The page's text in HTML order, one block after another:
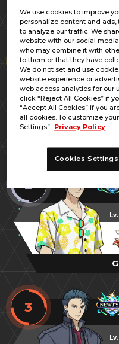
1
Lv.
2
Lv.
3
Lv.
We use cookies to improve
personalize content and
to analyze our traffic. We
website with our social
who may combine it with
to them or that they have
We do not set and use
website experience or
web access analytics for our
click “Reject All Cookies” if
“Accept All Cookies” if you
all cookies. To customize
Settings”. Privacy Policy
Cookies Settings